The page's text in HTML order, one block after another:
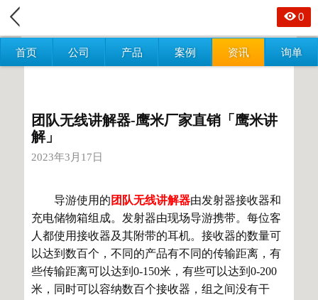
首页 公司 产品 案例 资讯 询单
0
团队无线讲解器-鹰米厂家直销「鹰米讲
解」
2023年3月17日
导游使用的 团队无线讲解器由发射器接收器和
充电储物箱组成。发射器由现场导游携带。每位客
人都使用接收器及其附带的耳机。接收器的数量可
以达到数百个，不同的产品有不同的传输距离，有
些传输距离可以达到0-150米，有些可以达到0-200
米，同时可以容纳数百个接收器，组之间没有干